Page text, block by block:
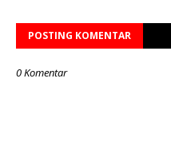
POSTING KOMENTAR
0 Komentar